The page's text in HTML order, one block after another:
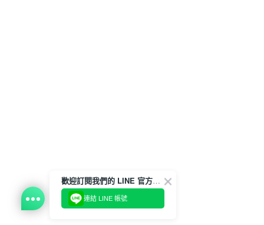
歡迎訂閱我們的 LINE 官方帳號
連結 LINE 帳號